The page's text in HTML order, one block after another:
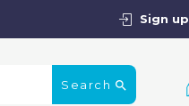
Sign up
Search